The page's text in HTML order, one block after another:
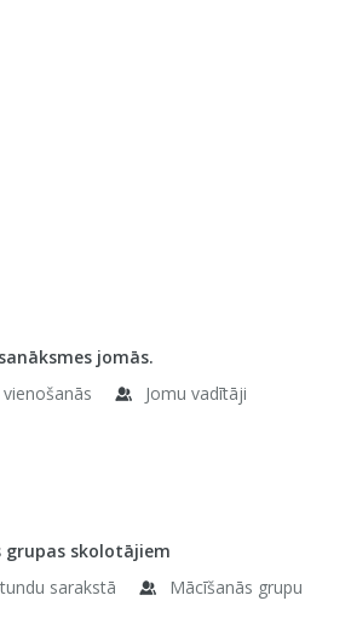
jomās.
vienošanās
Jomu vadītāji
grupas skolotājiem
sarakstā
Mācīšanās grupu